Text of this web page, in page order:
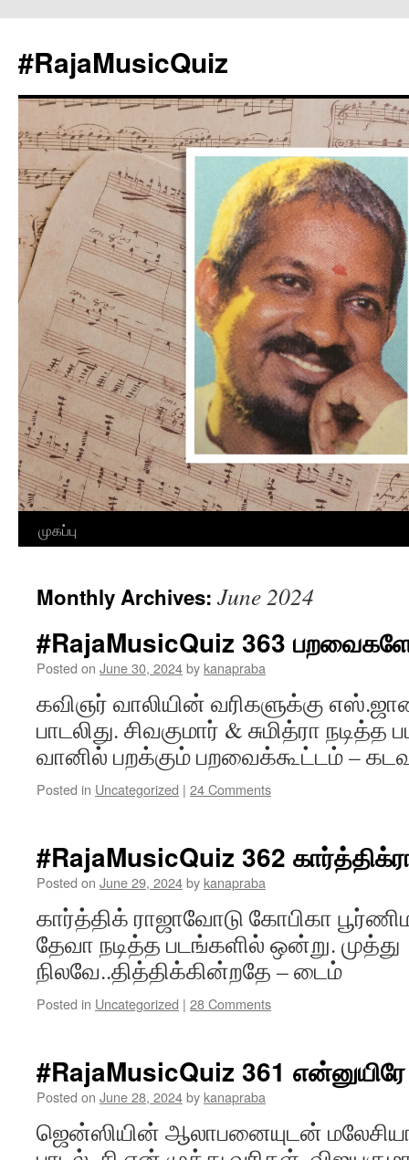
#RajaMusicQuiz
Skip
content
முகப்பு
Monthly Archives: June 2024
#RajaMusicQuiz 363
Posted on June 30, 2024by kanapraba
கவிஞர் வாலியின் வரிகளுக்கு
பாடலிது. சிவகுமார் & சுமித்ரா
வானில் பறக்கும் பறவைக்கூட்டம் –
Posted in Uncategorized | 24 Comments
#RajaMusicQuiz 362
Posted on June 29, 2024by kanapraba
கார்த்திக் ராஜாவோடு கோபிகா பூர்ணிமா
தேவா நடித்த படங்களில் ஒன்று. முத்து
நிலவே..தித்திக்கின்றதே – டைம்
Posted in Uncategorized | 28 Comments
#RajaMusicQuiz 361
Posted on June 28, 2024by kanapraba
ஜென்ஸியின் ஆலாபனையுடன்